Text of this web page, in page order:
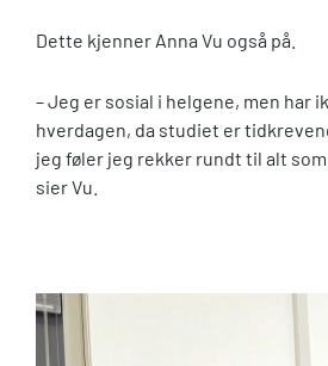
Dette kjenner Anna Vu også på.
– Jeg er sosial i helgene, men har
hverdagen, da studiet er
jeg føler jeg rekker rundt til alt
sier Vu.